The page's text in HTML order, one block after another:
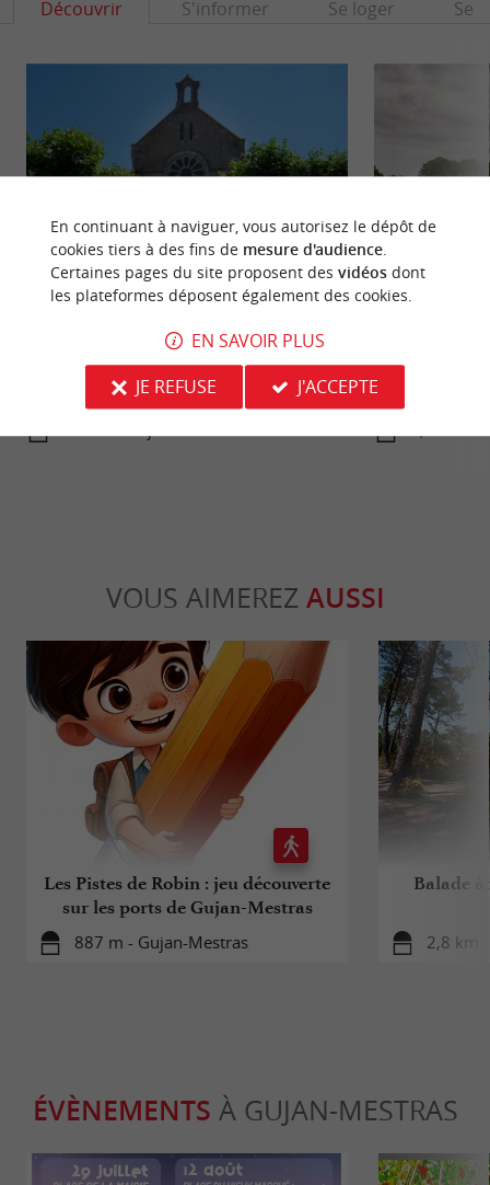
Découvrir S'informer Se loger Se
La commune qui a su conserver son authenticité
accueille pas moins de sept ports (La Hume,
Meyran, Gujan, Larros, ...
d’Arcachon, le
familial, dans un
VOUS AIMEREZ AUSSI
Les Pistes de Robin : jeu découverte
sur les ports de Gujan-Mestras
887 m - Gujan-Mestras
Balade
2,8 km
ÉVÈNEMENTS À GUJAN-MESTRAS
En continuant à naviguer, vous autorisez le dépôt de
cookies tiers à des fins de mesure d'audience.
Certaines pages du site proposent des vidéosdont
les plateformes déposent également des cookies.
EN SAVOIR PLUS
JE REFUSE
J'ACCEPTE